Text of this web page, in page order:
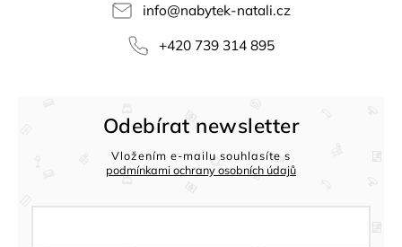
info@nabytek-natali.cz
+420 739 314 895
Odebírat newsletter
Vložením e-mailu souhlasíte s
podmínkami ochrany osobních údajů